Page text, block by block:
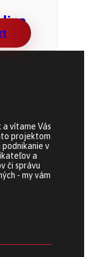
vítame Vás
projektom
v
a
či správu
- my vám